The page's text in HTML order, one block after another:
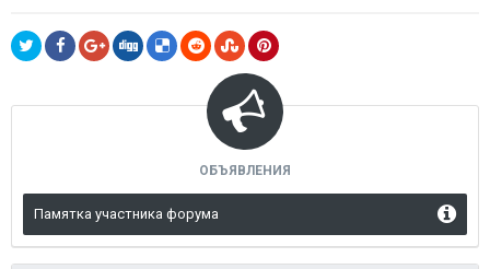
ОБЪЯВЛЕНИЯ
Памятка участника форума